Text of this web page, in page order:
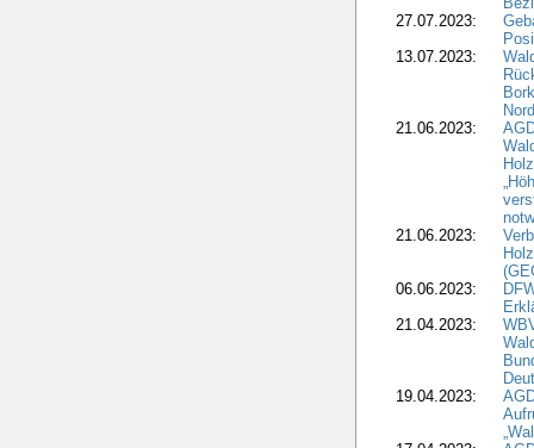
27.07.2023:
13.07.2023:
21.06.2023:
21.06.2023:
06.06.2023:
21.04.2023:
19.04.2023: